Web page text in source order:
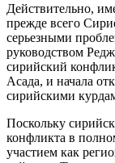
Действительно,
прежде всего
серьезными
руководством
сирийский
Асада, и начала
сирийскими
Поскольку
конфликта в
участием как